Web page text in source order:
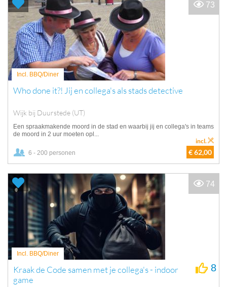
Incl. BBQ/Diner
Who done it?! Jij en collega's als stads detective
Wijk bij Duurstede (UT)
Een spraakmakende moord in de stad en waarbij jij en collega's in teams
de moord in 2 uur moeten opl...
6 - 200 personen € 62,00
incl.
73
Incl. BBQ/Diner
Kraak de Code samen met je collega's - indoor
game
8
74